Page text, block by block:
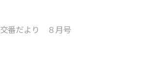
交番だより ８月号